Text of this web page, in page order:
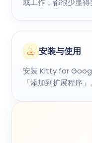
或工作，都很少显得
安装与使用
安装 Kitty for
「添加到扩展程序